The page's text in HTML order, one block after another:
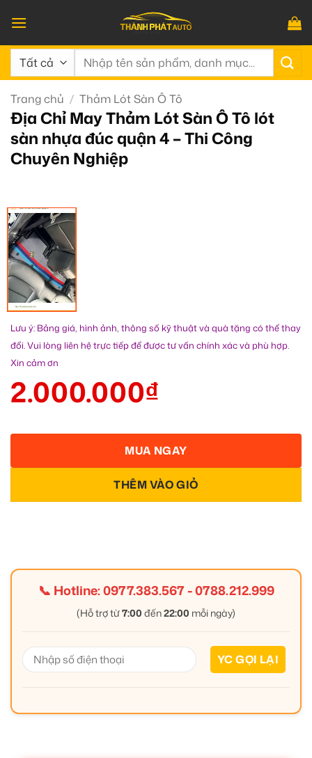
qua
nội
dung
Tìm
Trang chủ / Thảm Lót Sàn Ô Tô
Địa Chỉ May Thảm Lót Sàn Ô Tô lót
sàn nhựa đúc quận 4 – Thi Công
Chuyên Nghiệp
Lưu ý: Bảng giá, hình ảnh, thông số kỹ thuật và quà tặng có thể thay
đổi. Vui lòng liên hệ trực tiếp để được tư vấn chính xác và phù hợp.
Xin cảm ơn
2.000.000₫
THÊM VÀO GIỎ
MUA NGAY
📞 Hotline:0977.383.567-0788.212.999
(Hỗ trợ từ7:00 đến22:00 mỗi ngày)